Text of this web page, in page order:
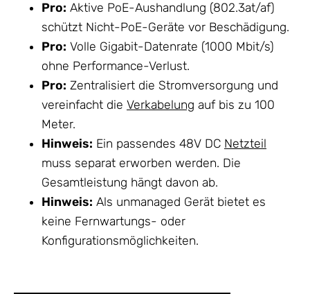
Pro: Aktive PoE-Aushandlung (802.3at/af)
schützt Nicht-PoE-Geräte vor Beschädigung.
Pro: Volle Gigabit-Datenrate (1000 Mbit/s)
ohne Performance-Verlust.
Pro: Zentralisiert die Stromversorgung und
vereinfacht die Verkabelung auf bis zu 100
Meter.
Hinweis: Ein passendes 48V DC Netzteil
muss separat erworben werden. Die
Gesamtleistung hängt davon ab.
Hinweis: Als unmanaged Gerät bietet es
keine Fernwartungs- oder
Konfigurationsmöglichkeiten.